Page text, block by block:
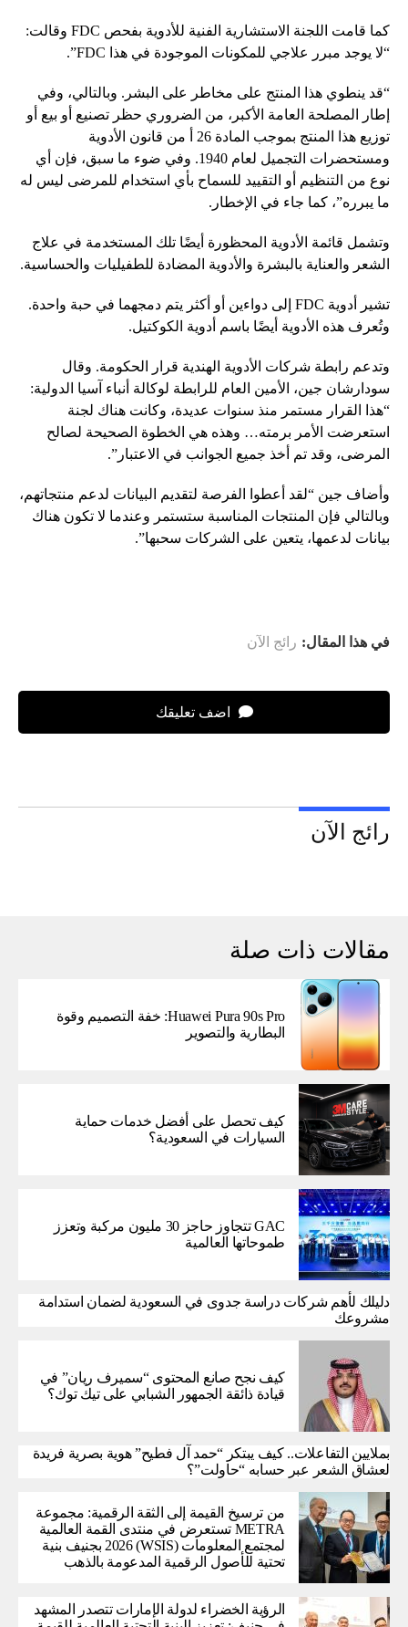
كما قامت اللجنة الاستشارية الفنية للأدوية بفحص FDC وقالت:
“لا يوجد مبرر علاجي للمكونات الموجودة في هذا FDC”.
“قد ينطوي هذا المنتج على مخاطر على البشر. وبالتالي، وفي
إطار المصلحة العامة الأكبر، من الضروري حظر تصنيع أو بيع أو
توزيع هذا المنتج بموجب المادة 26 أ من قانون الأدوية
ومستحضرات التجميل لعام 1940. وفي ضوء ما سبق، فإن أي
نوع من التنظيم أو التقييد للسماح بأي استخدام للمرضى ليس له
ما يبرره”، كما جاء في الإخطار.
وتشمل قائمة الأدوية المحظورة أيضًا تلك المستخدمة في علاج
الشعر والعناية بالبشرة والأدوية المضادة للطفيليات والحساسية.
تشير أدوية FDC إلى دواءين أو أكثر يتم دمجهما في حبة واحدة.
وتُعرف هذه الأدوية أيضًا باسم أدوية الكوكتيل.
وتدعم رابطة شركات الأدوية الهندية قرار الحكومة. وقال
سودارشان جين، الأمين العام للرابطة لوكالة أنباء آسيا الدولية:
“هذا القرار مستمر منذ سنوات عديدة، وكانت هناك لجنة
استعرضت الأمر برمته… وهذه هي الخطوة الصحيحة لصالح
المرضى، وقد تم أخذ جميع الجوانب في الاعتبار”.
وأضاف جين “لقد أعطوا الفرصة لتقديم البيانات لدعم منتجاتهم،
وبالتالي فإن المنتجات المناسبة ستستمر وعندما لا تكون هناك
بيانات لدعمها، يتعين على الشركات سحبها”.
في هذا المقال: رائج الآن
اضف تعليقك
رائج الآن
مقالات ذات صلة
Huawei Pura 90s Pro: خفة التصميم وقوة
البطارية والتصوير
كيف تحصل على أفضل خدمات حماية
السيارات في السعودية؟
GAC تتجاوز حاجز 30 مليون مركبة وتعزز
طموحاتها العالمية
دليلك لأهم شركات دراسة جدوى في السعودية لضمان استدامة
مشروعك
كيف نجح صانع المحتوى “سميرف ريان” في
قيادة ذائقة الجمهور الشبابي على تيك توك؟
بملايين التفاعلات.. كيف يبتكر “حمد آل فطيح” هوية بصرية فريدة
لعشاق الشعر عبر حسابه “حاولت”؟
من ترسيخ القيمة إلى الثقة الرقمية: مجموعة
METRA تستعرض في منتدى القمة العالمية
لمجتمع المعلومات (WSIS) 2026 بجنيف بنية
تحتية للأصول الرقمية المدعومة بالذهب
الرؤية الخضراء لدولة الإمارات تتصدر المشهد